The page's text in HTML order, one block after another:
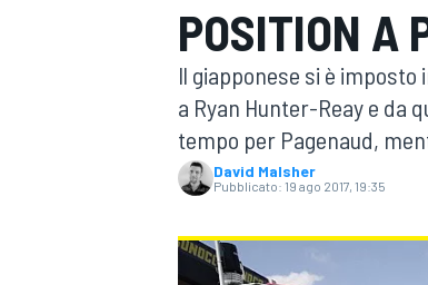
MOTOGP
WRC
POSITION A
Il giapponese si è
a Ryan Hunter-Reay e da
tempo per Pagenaud,
David Malsher
Pubblicato: 19 ago 2017, 19:35